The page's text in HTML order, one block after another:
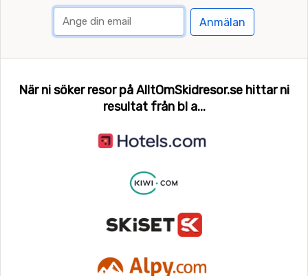
Anmälan
När ni söker resor på AlltOmSkidresor.se hittar ni
resultat från bl a...